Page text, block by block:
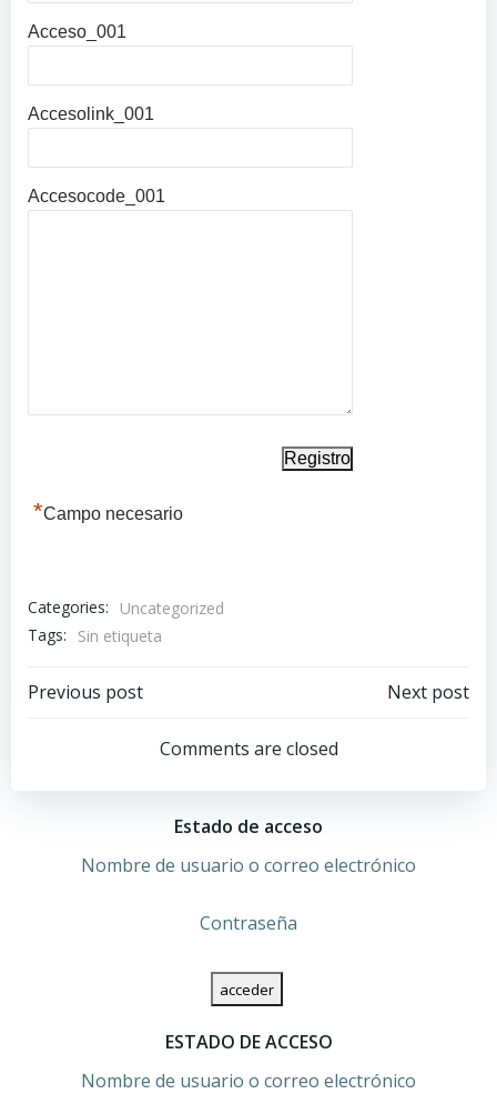
Acceso_001
Accesolink_001
Accesocode_001
*Campo necesario
Categories:
Uncategorized
Tags:
Sin etiqueta
Navegación
las
entradas
Previous post
Navegación
por
las
entradas
Next post
Comments are closed
Estado de acceso
Nombre de usuario o correo electrónico
Contraseña
ESTADO DE ACCESO
Nombre de usuario o correo electrónico